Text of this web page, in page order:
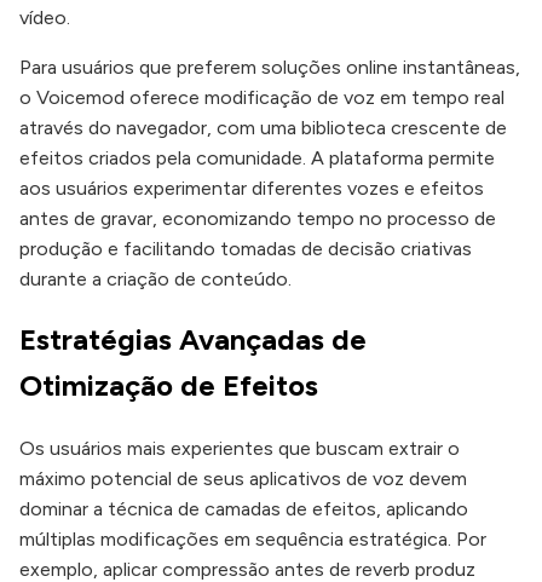
vídeo.
Para usuários que preferem soluções online instantâneas,
o Voicemod oferece modificação de voz em tempo real
através do navegador, com uma biblioteca crescente de
efeitos criados pela comunidade. A plataforma permite
aos usuários experimentar diferentes vozes e efeitos
antes de gravar, economizando tempo no processo de
produção e facilitando tomadas de decisão criativas
durante a criação de conteúdo.
Estratégias Avançadas de
Otimização de Efeitos
Os usuários mais experientes que buscam extrair o
máximo potencial de seus aplicativos de voz devem
dominar a técnica de camadas de efeitos, aplicando
múltiplas modificações em sequência estratégica. Por
exemplo, aplicar compressão antes de reverb produz